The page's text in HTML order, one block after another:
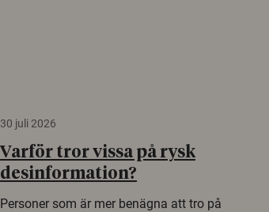
30 juli 2026
Varför tror vissa på rysk
desinformation?
Personer som är mer benägna att tro på